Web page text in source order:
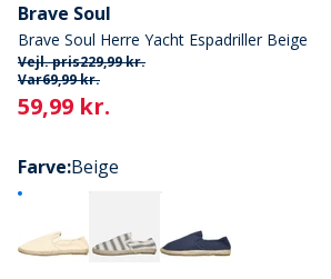
Brave Soul
Brave Soul Herre Yacht Espadriller Beige
Vejl. pris229,99 kr.
Var69,99 kr.
Current
59,99 kr.
Farve:Beige